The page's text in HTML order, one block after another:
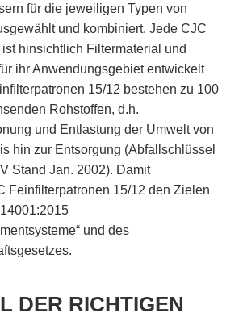
für die jeweiligen Typen von
und kombiniert. Jede CJC
hinsichtlich Filtermaterial und
ihr Anwendungsgebiet entwickelt
15/12 bestehen zu 100
Rohstoffen, d.h.
und Entlastung der Umwelt von
hin zur Entsorgung (Abfallschlüssel
Stand Jan. 2002). Damit
Feinfilterpatronen 15/12 den Zielen
und des
DER RICHTIGEN